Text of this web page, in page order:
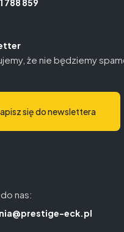
788 859
że nie będziemy
się do newslettera
nas:
eck.pl